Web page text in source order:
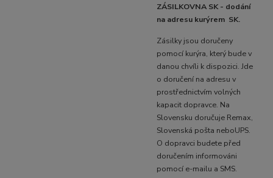
ZÁSILKOVNA SK - dodání
na adresu kurýrem SK.
Zásilky jsou doručeny
pomocí kurýra, který bude v
danou chvíli k dispozici. Jde
o doručení na adresu v
prostřednictvím volných
kapacit dopravce. Na
Slovensku doručuje Remax,
Slovenská pošta neboUPS.
O dopravci budete před
doručením informováni
pomocí e-mailu a SMS.